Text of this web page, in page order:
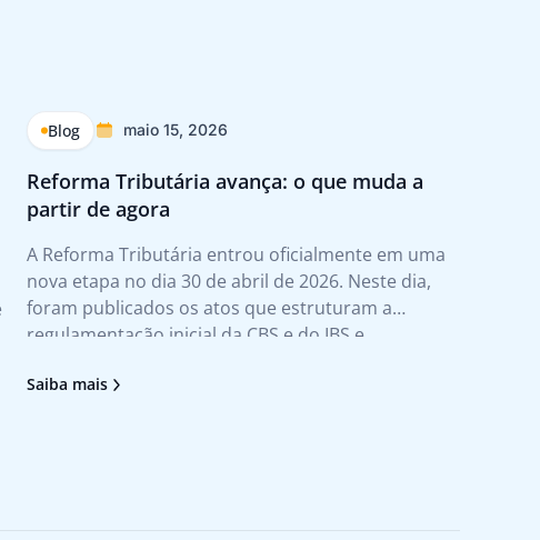
Blog maio 15, 2026
Reforma Tributária avança: o que muda a
partir de agora
A Reforma Tributária entrou oficialmente em uma
nova etapa no dia 30 de abril de 2026. Neste dia,
foram publicados os atos que estruturam a
regulamentação inicial da CBS e do IBS e
entre os dois tributos. Na prática, esse
Saiba mais